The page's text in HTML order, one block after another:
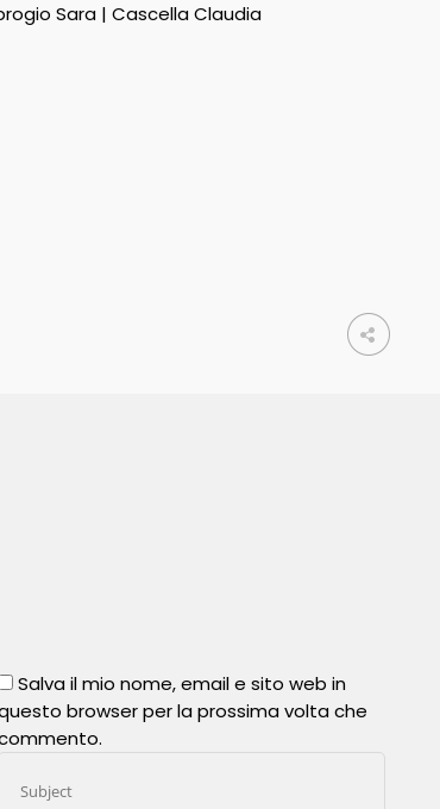
Sara | Cascella Claudia
Salva il mio nome, email e sito web in
browser per la prossima volta che